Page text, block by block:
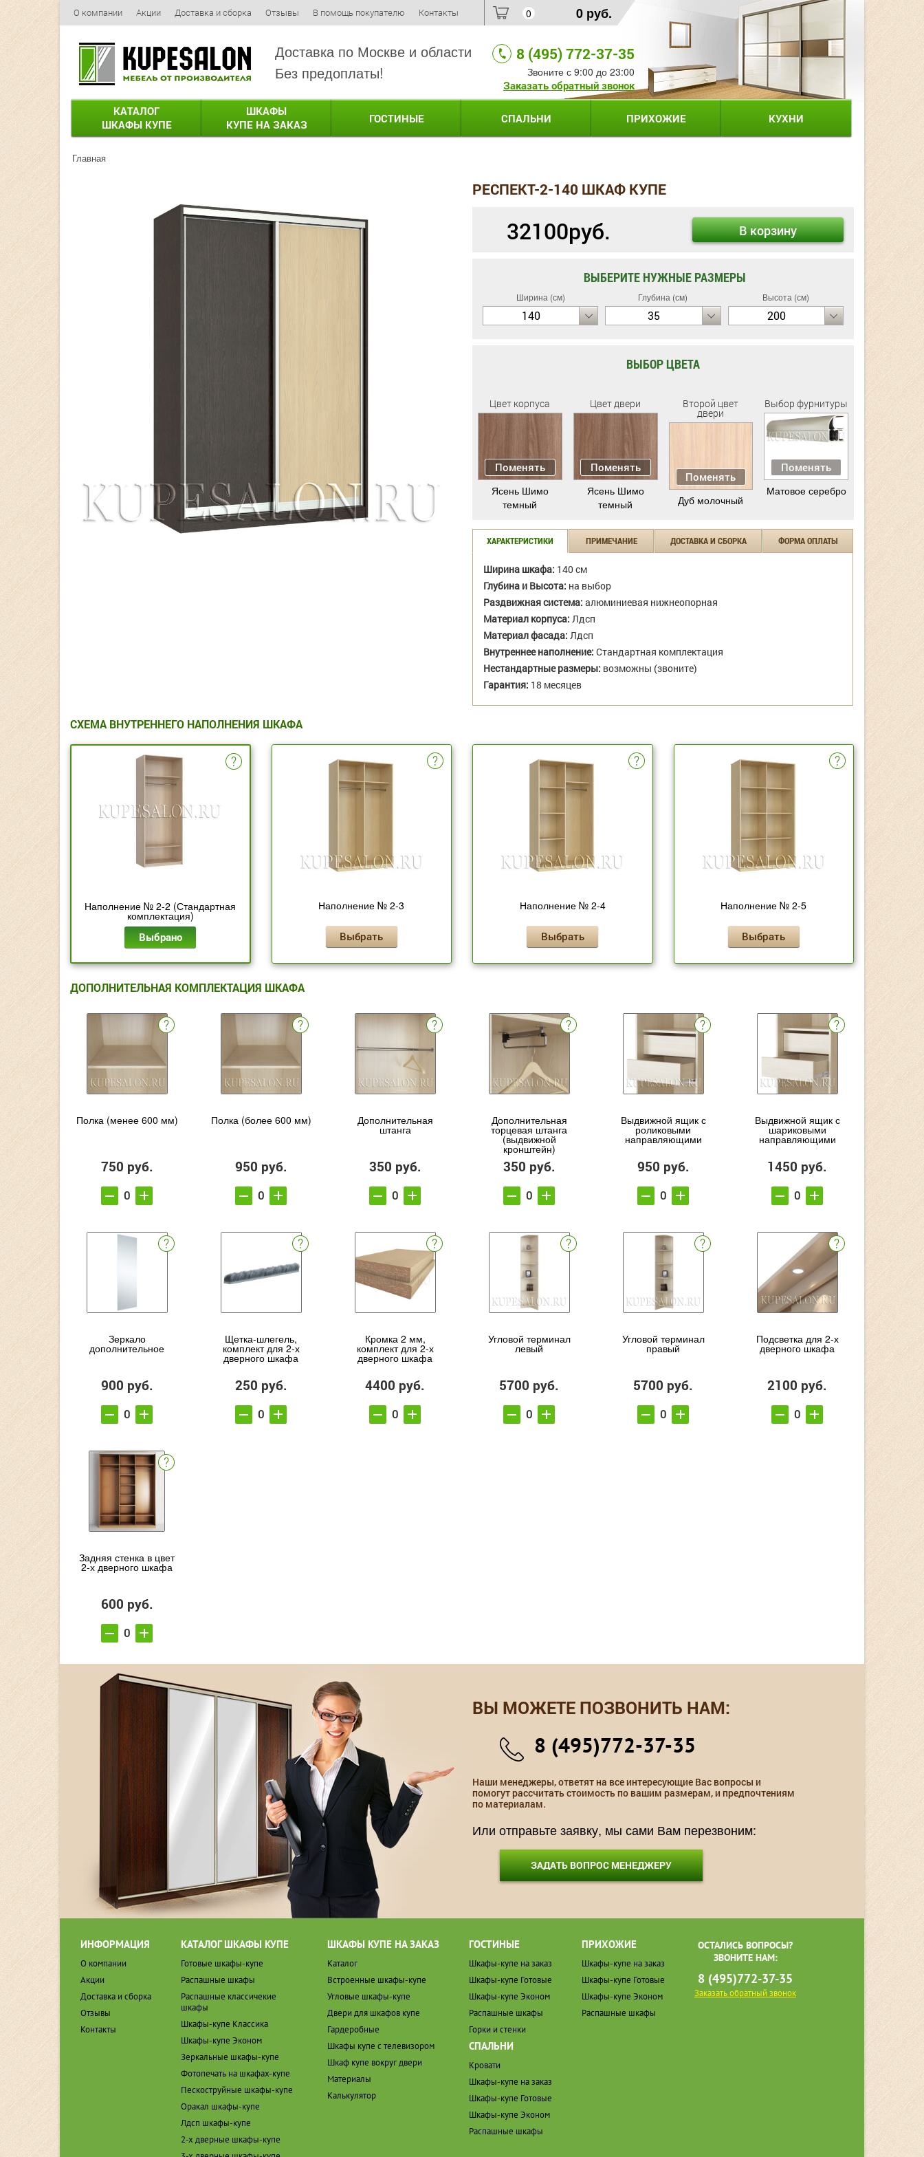
О компании Акции Доставка и сборка Отзывы В помощь покупателю Контакты 0 0 руб.
Доставка по Москве и области
Без предоплаты!
8 (495) 772-37-35
Звоните с 9:00 до 23:00
Заказать обратный звонок
КАТАЛОГ
ШКАФЫ КУПЕ
ШКАФЫ
КУПЕ НА ЗАКАЗ
ГОСТИНЫЕ СПАЛЬНИ ПРИХОЖИЕ КУХНИ
Главная
РЕСПЕКТ-2-140 ШКАФ КУПЕ
32100руб. В корзину
ВЫБЕРИТЕ НУЖНЫЕ РАЗМЕРЫ
Ширина (см)
140
Глубина (см)
35
Высота (см)
200
ВЫБОР ЦВЕТА
Цвет корпуса
Поменять
Ясень Шимо
темный
Цвет двери
Поменять
Ясень Шимо
темный
Второй цвет
двери
Поменять
Дуб молочный
Выбор фурнитуры
Поменять
Матовое серебро
ХАРАКТЕРИСТИКИ ПРИМЕЧАНИЕ ДОСТАВКА И СБОРКА ФОРМА ОПЛАТЫ
Ширина шкафа: 140 см
Глубина и Высота: на выбор
Раздвижная система: алюминиевая нижнеопорная
Материал корпуса: Лдсп
Материал фасада: Лдсп
Внутреннее наполнение: Стандартная комплектация
Нестандартные размеры: возможны (звоните)
Гарантия: 18 месяцев
СХЕМА ВНУТРЕННЕГО НАПОЛНЕНИЯ ШКАФА
Наполнение № 2-2 (Стандартная
комплектация)
Выбрано
Наполнение № 2-3
Выбрать
Наполнение № 2-4
Выбрать
Наполнение № 2-5
Выбрать
ДОПОЛНИТЕЛЬНАЯ КОМПЛЕКТАЦИЯ ШКАФА
Полка (менее 600 мм)
750 руб.
Полка (более 600 мм)
950 руб.
Дополнительная
штанга
350 руб.
Дополнительная
торцевая штанга
(выдвижной
кронштейн)
350 руб.
Выдвижной ящик с
роликовыми
направляющими
950 руб.
Выдвижной ящик с
шариковыми
направляющими
1450 руб.
Зеркало
дополнительное
900 руб.
Щетка-шлегель,
комплект для 2-х
дверного шкафа
250 руб.
Кромка 2 мм,
комплект для 2-х
дверного шкафа
4400 руб.
Угловой терминал
левый
5700 руб.
Угловой терминал
правый
5700 руб.
Подсветка для 2-х
дверного шкафа
2100 руб.
Задняя стенка в цвет
2-х дверного шкафа
600 руб.
ВЫ МОЖЕТЕ ПОЗВОНИТЬ НАМ:
8 (495)772-37-35
Наши менеджеры, ответят на все интересующие Вас вопросы и
помогут рассчитать стоимость по вашим размерам, и предпочтениям
по материалам.
Или отправьте заявку, мы сами Вам перезвоним:
ЗАДАТЬ ВОПРОС МЕНЕДЖЕРУ
ИНФОРМАЦИЯ
О компании
Акции
Доставка и сборка
Отзывы
Контакты
КАТАЛОГ ШКАФЫ КУПЕ
Готовые шкафы-купе
Распашные шкафы
Распашные классичекие
шкафы
Шкафы-купе Классика
Шкафы-купе Эконом
Зеркальные шкафы-купе
Фотопечать на шкафах-купе
Пескоструйные шкафы-купе
Оракал шкафы-купе
Лдсп шкафы-купе
2-х дверные шкафы-купе
ШКАФЫ КУПЕ НА ЗАКАЗ
Каталог
Встроенные шкафы-купе
Угловые шкафы-купе
Двери для шкафов купе
Гардеробные
Шкафы купе с телевизором
Шкаф купе вокруг двери
Материалы
Калькулятор
ГОСТИНЫЕ
Шкафы-купе на заказ
Шкафы-купе Готовые
Шкафы-купе Эконом
Распашные шкафы
Горки и стенки
СПАЛЬНИ
Кровати
Шкафы-купе на заказ
Шкафы-купе Готовые
Шкафы-купе Эконом
Распашные шкафы
ПРИХОЖИЕ
Шкафы-купе на заказ
Шкафы-купе Готовые
Шкафы-купе Эконом
Распашные шкафы
ОСТАЛИСЬ ВОПРОСЫ?
ЗВОНИТЕ НАМ:
8 (495)772-37-35
Заказать обратный звонок